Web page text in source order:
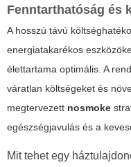
Fenntarthatóság és
A hosszú távú
energiatakarékos
élettartama optimális. A
váratlan költségeket és
megtervezett nosmoke
egészségjavulás és a
Mit tehet egy